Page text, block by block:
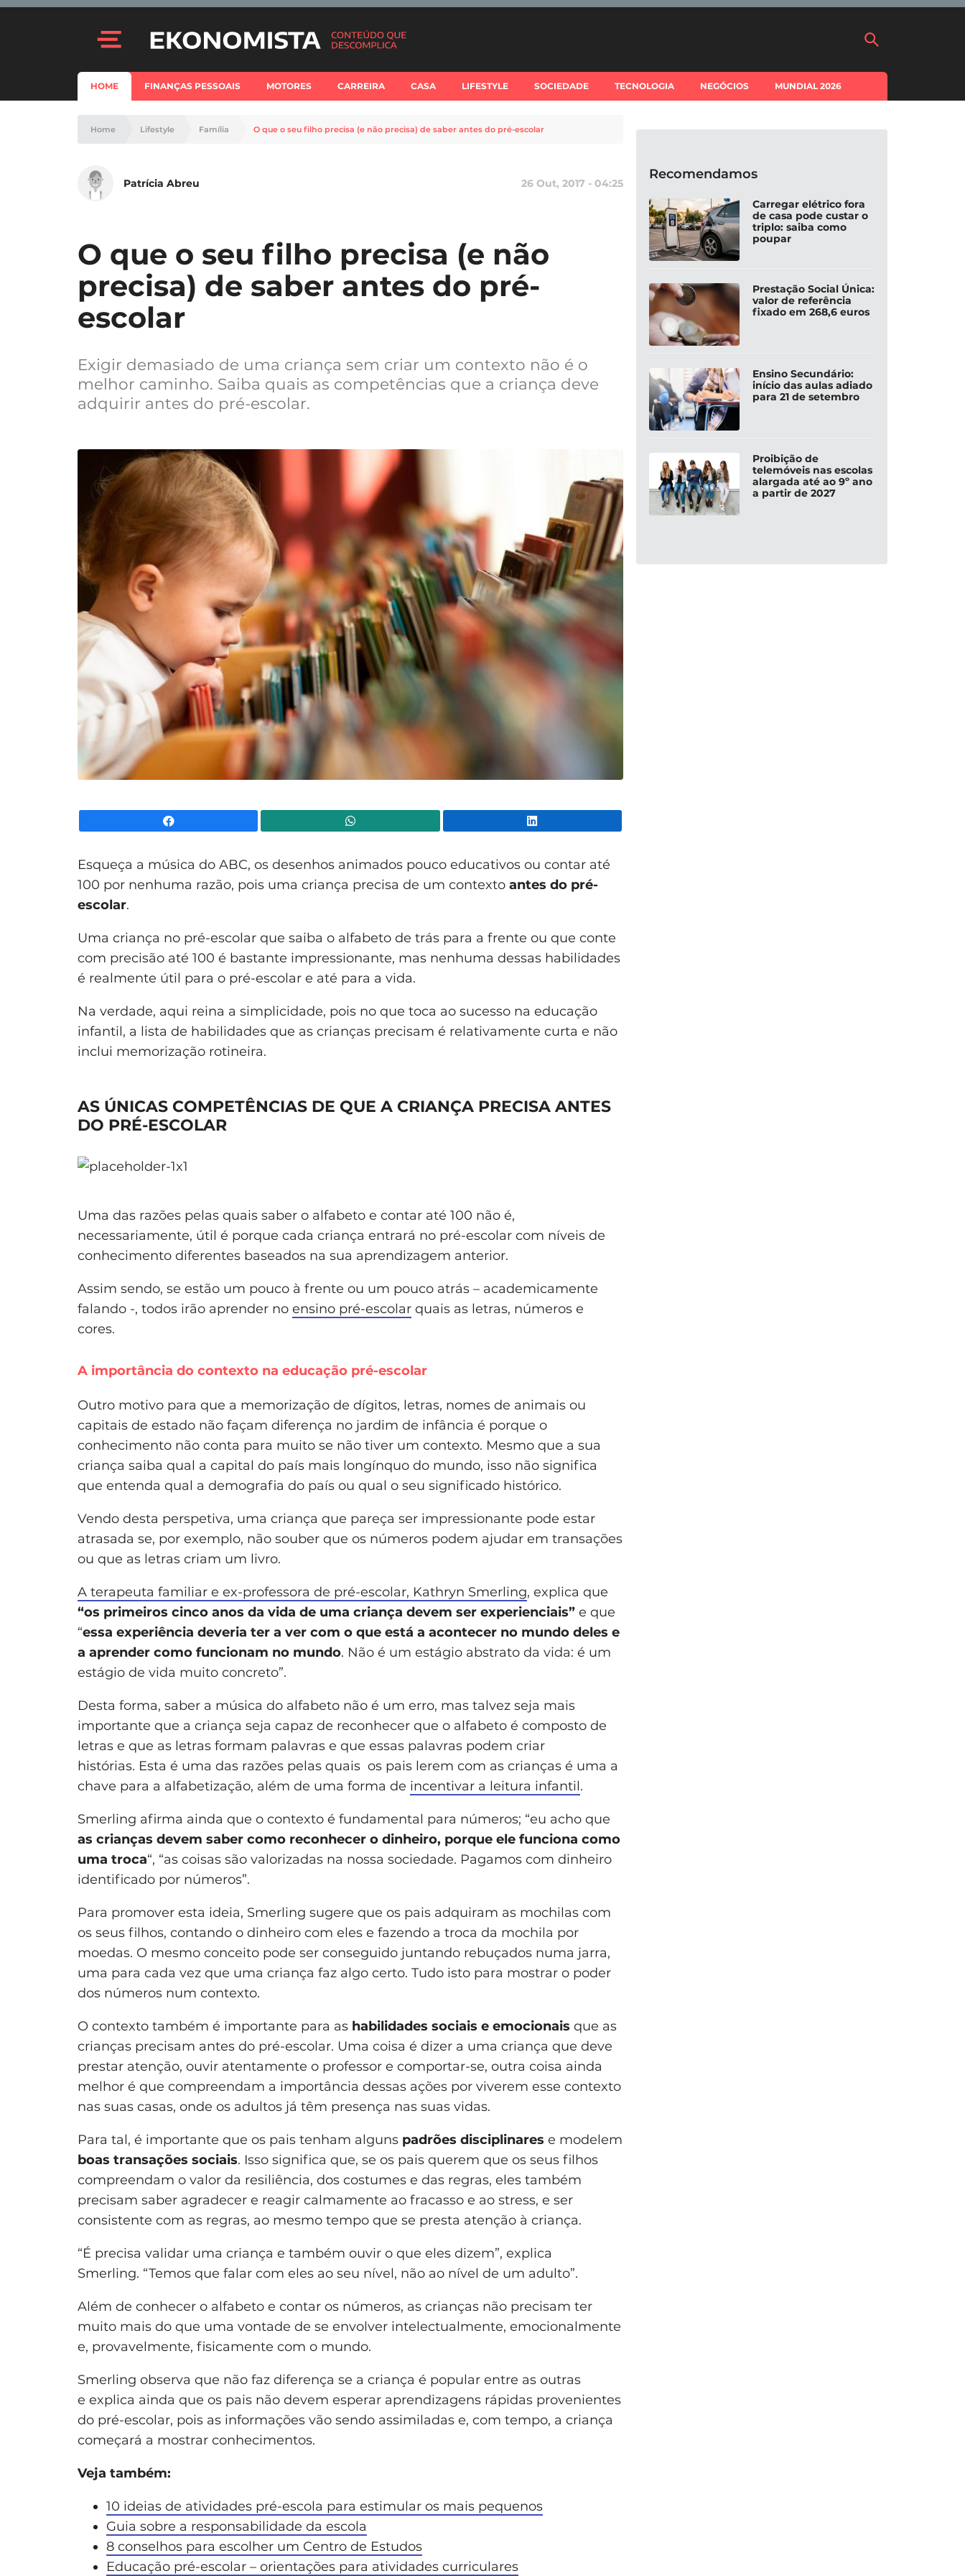
HOME FINANÇAS PESSOAIS MOTORES CARREIRA CASA LIFESTYLE SOCIEDADE TECNOLOGIA NEGÓCIOS MUNDIAL 2026
Home Lifestyle Família O que o seu filho precisa (e não precisa) de saber antes do pré-escolar
Patrícia Abreu 26 Out, 2017 - 04:25
O que o seu filho precisa (e não
precisa) de saber antes do pré-
escolar
Exigir demasiado de uma criança sem criar um contexto não é o
melhor caminho. Saiba quais as competências que a criança deve
adquirir antes do pré-escolar.
Esqueça a música do ABC, os desenhos animados pouco educativos ou contar até
100 por nenhuma razão, pois uma criança precisa de um contexto antes do pré-
escolar.
Uma criança no pré-escolar que saiba o alfabeto de trás para a frente ou que conte
com precisão até 100 é bastante impressionante, mas nenhuma dessas habilidades
é realmente útil para o pré-escolar e até para a vida.
Na verdade, aqui reina a simplicidade, pois no que toca ao sucesso na educação
infantil, a lista de habilidades que as crianças precisam é relativamente curta e não
inclui memorização rotineira.
AS ÚNICAS COMPETÊNCIAS DE QUE A CRIANÇA PRECISA ANTES
DO PRÉ-ESCOLAR
Uma das razões pelas quais saber o alfabeto e contar até 100 não é,
necessariamente, útil é porque cada criança entrará no pré-escolar com níveis de
conhecimento diferentes baseados na sua aprendizagem anterior.
Assim sendo, se estão um pouco à frente ou um pouco atrás – academicamente
falando -, todos irão aprender no ensino pré-escolar quais as letras, números e
cores.
A importância do contexto na educação pré-escolar
Outro motivo para que a memorização de dígitos, letras, nomes de animais ou
capitais de estado não façam diferença no jardim de infância é porque o
conhecimento não conta para muito se não tiver um contexto. Mesmo que a sua
criança saiba qual a capital do país mais longínquo do mundo, isso não significa
que entenda qual a demografia do país ou qual o seu significado histórico.
Vendo desta perspetiva, uma criança que pareça ser impressionante pode estar
atrasada se, por exemplo, não souber que os números podem ajudar em transações
ou que as letras criam um livro.
A terapeuta familiar e ex-professora de pré-escolar, Kathryn Smerling, explica que
“os primeiros cinco anos da vida de uma criança devem ser experienciais” e que
“essa experiência deveria ter a ver com o que está a acontecer no mundo deles e
a aprender como funcionam no mundo. Não é um estágio abstrato da vida: é um
estágio de vida muito concreto”.
Desta forma, saber a música do alfabeto não é um erro, mas talvez seja mais
importante que a criança seja capaz de reconhecer que o alfabeto é composto de
letras e que as letras formam palavras e que essas palavras podem criar
histórias. Esta é uma das razões pelas quais os pais lerem com as crianças é uma a
chave para a alfabetização, além de uma forma de incentivar a leitura infantil.
Smerling afirma ainda que o contexto é fundamental para números; “eu acho que
as crianças devem saber como reconhecer o dinheiro, porque ele funciona como
uma troca“, “as coisas são valorizadas na nossa sociedade. Pagamos com dinheiro
identificado por números”.
Para promover esta ideia, Smerling sugere que os pais adquiram as mochilas com
os seus filhos, contando o dinheiro com eles e fazendo a troca da mochila por
moedas. O mesmo conceito pode ser conseguido juntando rebuçados numa jarra,
uma para cada vez que uma criança faz algo certo. Tudo isto para mostrar o poder
dos números num contexto.
O contexto também é importante para as habilidades sociais e emocionais que as
crianças precisam antes do pré-escolar. Uma coisa é dizer a uma criança que deve
prestar atenção, ouvir atentamente o professor e comportar-se, outra coisa ainda
melhor é que compreendam a importância dessas ações por viverem esse contexto
nas suas casas, onde os adultos já têm presença nas suas vidas.
Para tal, é importante que os pais tenham alguns padrões disciplinares e modelem
boas transações sociais. Isso significa que, se os pais querem que os seus filhos
compreendam o valor da resiliência, dos costumes e das regras, eles também
precisam saber agradecer e reagir calmamente ao fracasso e ao stress, e ser
consistente com as regras, ao mesmo tempo que se presta atenção à criança.
“É precisa validar uma criança e também ouvir o que eles dizem”, explica
Smerling. “Temos que falar com eles ao seu nível, não ao nível de um adulto”.
Além de conhecer o alfabeto e contar os números, as crianças não precisam ter
muito mais do que uma vontade de se envolver intelectualmente, emocionalmente
e, provavelmente, fisicamente com o mundo.
Smerling observa que não faz diferença se a criança é popular entre as outras
e explica ainda que os pais não devem esperar aprendizagens rápidas provenientes
do pré-escolar, pois as informações vão sendo assimiladas e, com tempo, a criança
começará a mostrar conhecimentos.
Veja também:
10 ideias de atividades pré-escola para estimular os mais pequenos
Guia sobre a responsabilidade da escola
8 conselhos para escolher um Centro de Estudos
Educação pré-escolar – orientações para atividades curriculares
Recomendamos
Carregar elétrico fora
de casa pode custar o
triplo: saiba como
poupar
Prestação Social Única:
valor de referência
fixado em 268,6 euros
Ensino Secundário:
início das aulas adiado
para 21 de setembro
Proibição de
telemóveis nas escolas
alargada até ao 9º ano
a partir de 2027